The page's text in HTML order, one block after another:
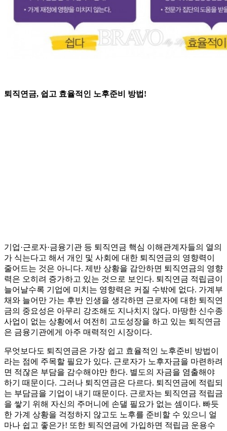
퇴직연금, 쉽고 효율적인 노후준비 방법!
기업·근로자·금융기관 등 퇴직연금 핵심 이해관계자들의 열의
가 식는다고 해서 개인 및 사회에 대한 퇴직연금의 영향력이
줄어드는 것은 아니다. 제반 상황을 감안하면 퇴직연금의 영향
력은 오히려 증가하고 있는 것으로 보인다. 퇴직연금 적립금이
늘어날수록 기업에 미치는 영향력은 커질 수밖에 없다. 가계부
채와 늘어만 가는 후반 인생을 생각하면 근로자에 대한 퇴직연
금의 중요성은 아무리 강조해도 지나치지 않다. 마땅한 신수종
사업이 없는 상황에서 여전히 고도성장을 하고 있는 퇴직연금
은 금융기관에게 아주 매력적인 시장이다.
무엇보다도 퇴직연금은 가장 쉽고 효율적인 노후준비 방법이
라는 점에 주목할 필요가 있다. 근로자가 노후자금을 마련하려
면 적잖은 부담을 감수해야만 한다. 별도의 자금을 염출해야
하기 때문이다. 그러나 퇴직연금은 다르다. 퇴직연금에 적립되
는 부담금을 기업이 내기 때문이다. 근로자는 퇴직연금 적립금
을 쌓기 위해 자신의 주머니에 손댈 필요가 없는 셈이다. 빠듯
한 가계 상황을 걱정하지 않고도 노후를 준비할 수 있으니 얼
마나 쉽고 좋은가! 또한 퇴직연금에 가입하면 적립금 운용수